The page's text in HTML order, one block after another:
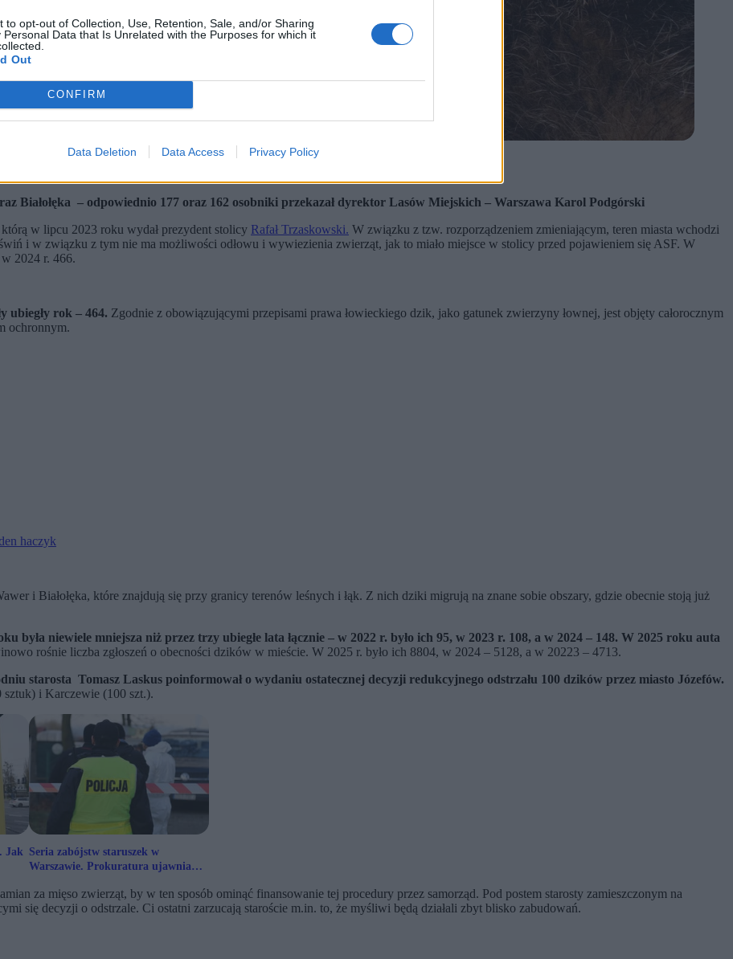
to opt-out of Collection, Use, Retention, Sale, and/or Sharing
Personal Data that Is Unrelated with the Purposes for which it
Out
CONFIRM
Data Deletion Data Access Privacy Policy
Białołęka – odpowiednio 177 oraz 162 osobniki przekazał dyrektor Lasów Miejskich – Warszawa Karol Podgórski
w lipcu 2023 roku wydał prezydent stolicy Rafał Trzaskowski. W związku z tzw. rozporządzeniem zmieniającym, teren miasta wchodzi
i w związku z tym nie ma możliwości odłowu i wywiezienia zwierząt, jak to miało miejsce w stolicy przed pojawieniem się ASF. W
2024 r. 466.
ubiegły rok – 464. Zgodnie z obowiązującymi przepisami prawa łowieckiego dzik, jako gatunek zwierzyny łownej, jest objęty całorocznym
ochronnym.
haczyk
i Białołęka, które znajdują się przy granicy terenów leśnych i łąk. Z nich dziki migrują na znane sobie obszary, gdzie obecnie stoją już
była niewiele mniejsza niż przez trzy ubiegłe lata łącznie – w 2022 r. było ich 95, w 2023 r. 108, a w 2024 – 148. W 2025 roku auta
rośnie liczba zgłoszeń o obecności dzików w mieście. W 2025 r. było ich 8804, w 2024 – 5128, a w 20223 – 4713.
starosta Tomasz Laskus poinformował o wydaniu ostatecznej decyzji redukcyjnego odstrzału 100 dzików przez miasto Józefów.
i Karczewie (100 szt.).
Jak Seria zabójstw staruszek w
Warszawie. Prokuratura ujawnia
za mięso zwierząt, by w ten sposób ominąć finansowanie tej procedury przez samorząd. Pod postem starosty zamieszczonym na
się decyzji o odstrzale. Ci ostatni zarzucają staroście m.in. to, że myśliwi będą działali zbyt blisko zabudowań.